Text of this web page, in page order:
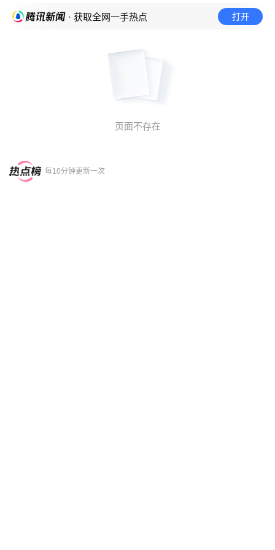
· 获取全网一手热点 打开
页面不存在
每10分钟更新一次